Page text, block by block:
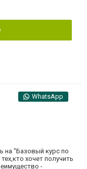
WhatsApp
на "Базовый курс по
хочет получить
-